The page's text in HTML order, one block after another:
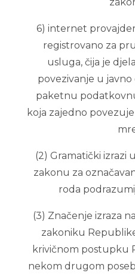
6) internet
registrovano za
usluga, čija je
povezivanje u
paketnu
koja zajedno
(2) Gramatički izrazi
zakonu za
roda
(3) Značenje izraza
zakoniku
krivičnom postupku
nekom drugom